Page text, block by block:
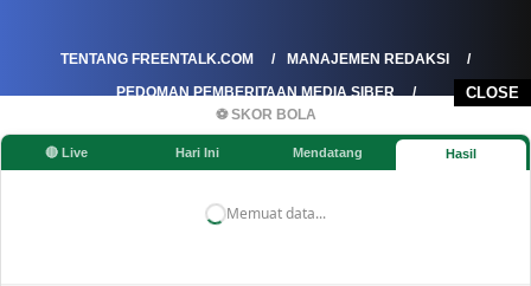
CLOSE
⚽ SKOR BOLA
🔴 Live Hari Ini Mendatang Hasil
Memuat data...
TENTANG FREENTALK.COM
MANAJEMEN REDAKSI
PEDOMAN PEMBERITAAN MEDIA SIBER
PEDOMAN PEMBERITAAN RAMAH ANAK
KOREKSI & KLARIFIKASI
KEBIJAKAN IKLAN / ADVERTORIAL